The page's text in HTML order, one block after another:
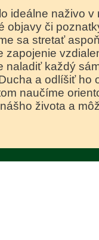
ideálne naživo v
objavy či
sa stretať
zapojenie
naladiť každý
a odlíšiť ho
naučíme
života a